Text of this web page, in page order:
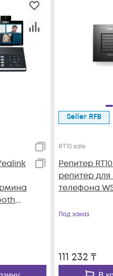
с
Seller RFB
RT10 sale
Репитер
репитер для
телефона
Под заказ
111 232 ₸